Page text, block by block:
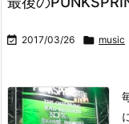
 2017/03/26  music